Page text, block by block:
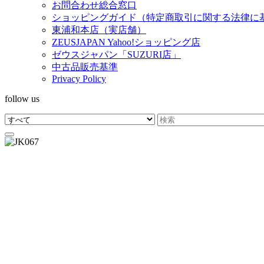
お問合わせ総合窓口
ショッピングガイド（特定商取引に関する法律に
東浦和本店（実店舗）
ZEUSJAPAN Yahoo!ショッピング店
ゼウスジャパン「SUZURI店」
中古品販売基準
Privacy Policy
follow us